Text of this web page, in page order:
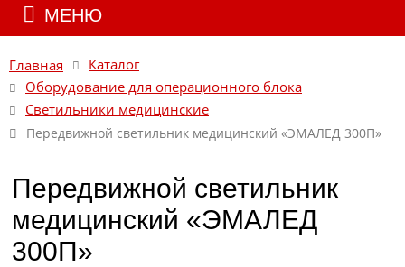
МЕНЮ
Главная
Каталог
Оборудование для операционного блока
Светильники медицинские
Передвижной светильник медицинский «ЭМАЛЕД 300П»
Передвижной светильник
медицинский «ЭМАЛЕД
300П»